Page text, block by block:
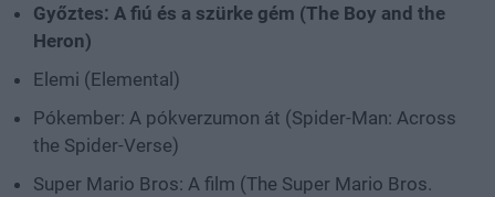
Győztes: A fiú és a szürke gém (The Boy and the
Heron)
Elemi (Elemental)
Pókember: A pókverzumon át (Spider-Man: Across
the Spider-Verse)
Super Mario Bros: A film (The Super Mario Bros.